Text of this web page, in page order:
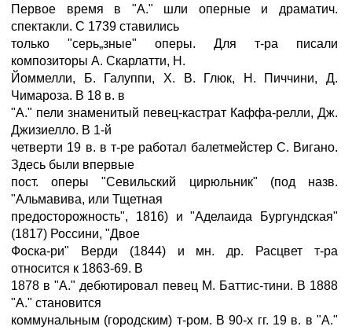
Первое время в "А." шли оперные и драматич.
спектакли. С 1739 ставились
только "серь„зные" оперы. Для т-ра писали
композиторы А. Скарлатти, Н.
Йоммелли, Б. Галуппи, X. В. Глюк, Н. Пиччини, Д.
Чимароза. В 18 в. в
"А." пели знаменитый певец-кастрат Каффа-релли, Дж.
Джизиелло. В 1-й
четверти 19 в. в т-ре работал балетмейстер С. Вигано.
Здесь были впервые
пост. оперы "Севильский цирюльник" (под назв.
"Альмавива, или Тщетная
предосторожность", 1816) и "Аделаида Бургундская"
(1817) Россини, "Двое
Фоска-ри" Верди (1844) и мн. др. Расцвет т-ра
относится к 1863-69. В
1878 в "А." дебютировал певец М. Баттис-тини. В 1888
"А." становится
коммунальным (городским) т-ром. В 90-х гг. 19 в. в "А."